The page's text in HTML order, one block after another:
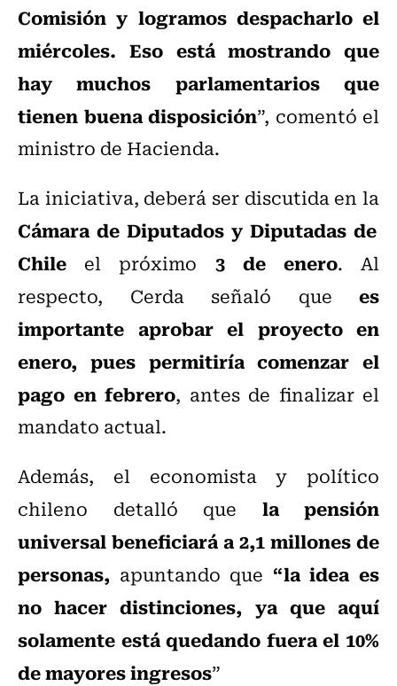
Comisión y logramos despacharlo el
miércoles. Eso está mostrando que
hay muchos parlamentarios que
tienen buena disposición”, comentó el
ministro de Hacienda.
La iniciativa, deberá ser discutida en la
Cámara de Diputados y Diputadas de
Chile el próximo 3 de enero. Al
respecto, Cerda señaló que es
importante aprobar el proyecto en
enero, pues permitiría comenzar el
pago en febrero, antes de finalizar el
mandato actual.
Además, el economista y político
chileno detalló que la pensión
universal beneficiará a 2,1 millones de
personas, apuntando que “la idea es
no hacer distinciones, ya que aquí
solamente está quedando fuera el 10%
de mayores ingresos”